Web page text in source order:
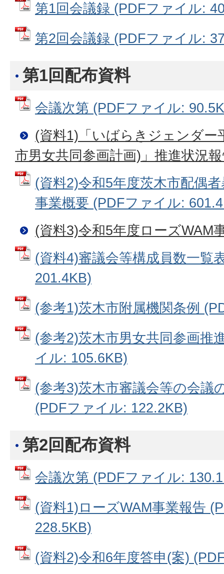
第1回会議録 (PDFファイル:
第2回会議録 (PDFファイル:
第1回配布資料
会議次第 (PDFファイル:
(資料1)「いばらきジェンダー
市男女共同参画計画)」推進状況
(資料2)令和5年度茨木市配偶
事業概要 (PDFファイル:
(資料3)令和5年度ローズWAM
(資料4)審議会等構成員数一覧
201.4KB)
(参考1)茨木市附属機関条例
(参考2)茨木市男女共同参画推
イル: 105.6KB)
(参考3)茨木市審議会等の会議
(PDFファイル: 122.2KB)
第2回配布資料
会議次第 (PDFファイル:
(資料1)ローズWAM事業報告
228.5KB)
(資料2)令和6年度答申(案)